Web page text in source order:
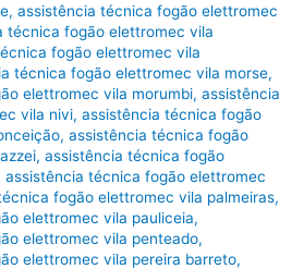
,assistência técnica fogão elettromec
técnica fogão elettromec vila
fogão elettromec vila
técnica fogão elettromec vila morse,
elettromec vila morumbi,assistência
vila nivi,assistência técnica fogão
,assistência técnica fogão
,assistência técnica fogão
assistência técnica fogão elettromec
fogão elettromec vila palmeiras,
elettromec vila pauliceia,
elettromec vila penteado,
elettromec vila pereira barreto,